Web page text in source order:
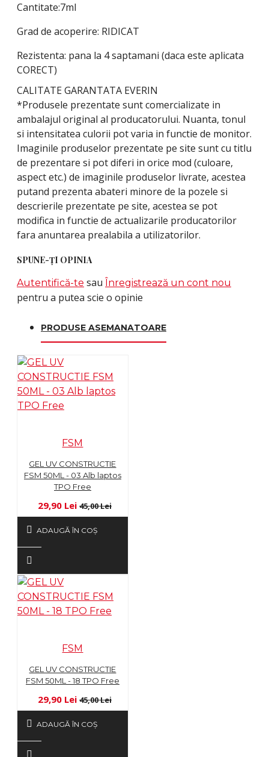
Cantitate:7ml
Grad de acoperire: RIDICAT
Rezistenta: pana la 4 saptamani (daca este aplicata
CORECT)
CALITATE GARANTATA EVERIN
*Produsele prezentate sunt comercializate in
ambalajul original al producatorului. Nuanta, tonul
si intensitatea culorii pot varia in functie de monitor.
Imaginile produselor prezentate pe site sunt cu titlu
de prezentare si pot diferi in orice mod (culoare,
aspect etc.) de imaginile produselor livrate, acestea
putand prezenta abateri minore de la pozele si
descrierile prezentate pe site, acestea se pot
modifica in functie de actualizarile producatorilor
fara anuntarea prealabila a utilizatorilor.
SPUNE-ŢI OPINIA
Autentifică-te sau Înregistrează un cont nou
pentru a putea scie o opinie
PRODUSE ASEMANATOARE
FSM
GEL UV CONSTRUCTIE
FSM 50ML - 03 Alb laptos
TPO Free
29,90 Lei 45,00 Lei
ADAUGĂ ÎN COŞ
FSM
GEL UV CONSTRUCTIE
FSM 50ML - 18 TPO Free
29,90 Lei 45,00 Lei
ADAUGĂ ÎN COŞ